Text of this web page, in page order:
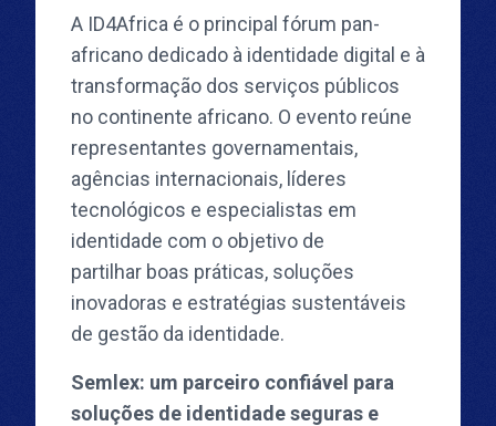
A ID4Africa é o principal fórum pan-
africano dedicado à identidade digital e à
transformação dos serviços públicos
no continente africano. O evento reúne
representantes governamentais,
agências internacionais, líderes
tecnológicos e especialistas em
identidade com o objetivo de
partilhar boas práticas, soluções
inovadoras e estratégias sustentáveis
de gestão da identidade.
Semlex: um parceiro confiável para
soluções de identidade seguras e